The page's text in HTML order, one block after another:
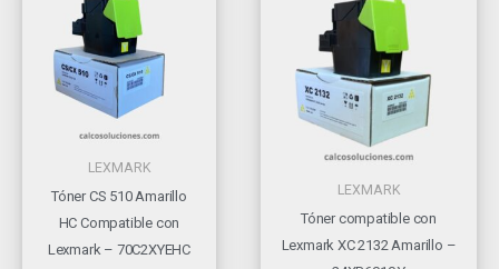
LEXMARK
Tóner CS 510 Amarillo
HC Compatible con
Lexmark – 70C2XYEHC
LEXMARK
Tóner compatible con
Lexmark XC 2132 Amarillo –